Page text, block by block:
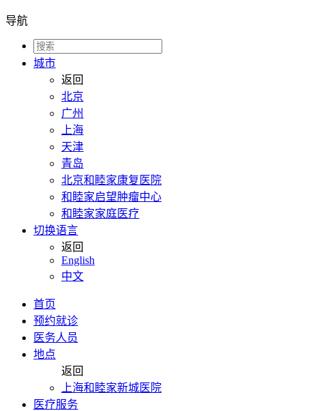
导航
城市
返回
北京
广州
上海
天津
青岛
北京和睦家康复医院
和睦家启望肿瘤中心
和睦家家庭医疗
切换语言
返回
English
中文
首页
预约就诊
医务人员
地点
返回
上海和睦家新城医院
医疗服务